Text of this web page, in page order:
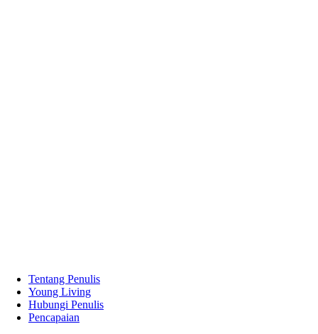
Tentang Penulis
Young Living
Hubungi Penulis
Pencapaian